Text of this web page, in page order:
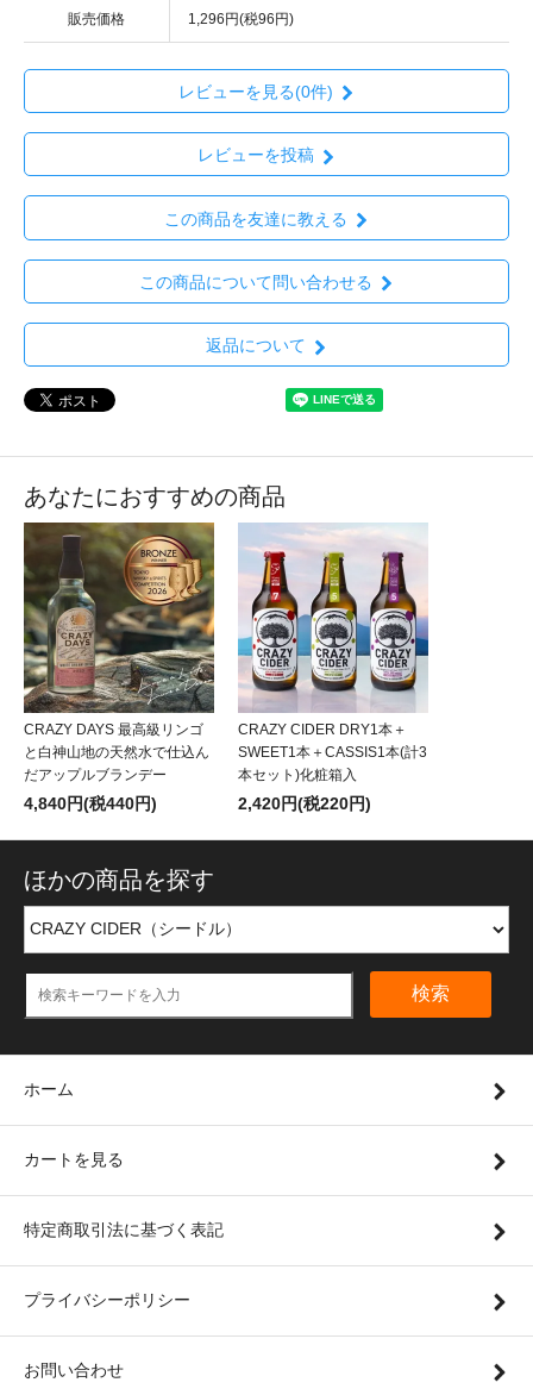
販売価格 1,296円(税96円)
レビューを見る(0件)
レビューを投稿
この商品を友達に教える
この商品について問い合わせる
返品について
あなたにおすすめの商品
CRAZY DAYS 最高級リンゴ
と白神山地の天然水で仕込ん
だアップルブランデー
4,840円(税440円)
CRAZY CIDER DRY1本＋
SWEET1本＋CASSIS1本(計3
本セット)化粧箱入
2,420円(税220円)
ほかの商品を探す
検索
ホーム
カートを見る
特定商取引法に基づく表記
プライバシーポリシー
お問い合わせ